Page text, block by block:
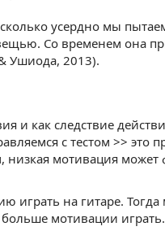
усердно мы
Со временем она
Ушиода, 2013).
и как следствие
с тестом >> это
мотивация может
играть на гитаре.
мотивации